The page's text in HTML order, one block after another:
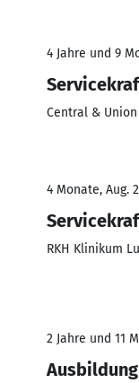
4 Jahre und 9
Central &
4 Monate, Aug.
RKH Klinikum
2 Jahre und 11